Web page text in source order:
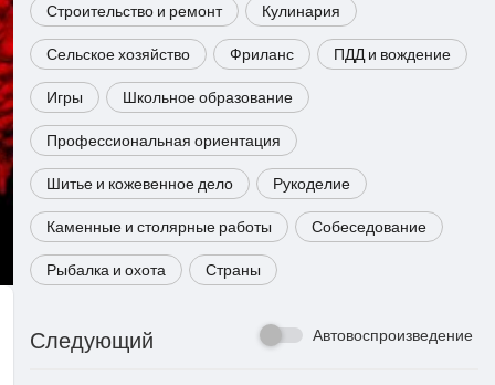
Строительство и ремонт Кулинария
Сельское хозяйство Фриланс ПДД и вождение
Игры Школьное образование
Профессиональная ориентация
Шитье и кожевенное дело Рукоделие
Каменные и столярные работы Собеседование
Рыбалка и охота Страны
Следующий Автовоспроизведение